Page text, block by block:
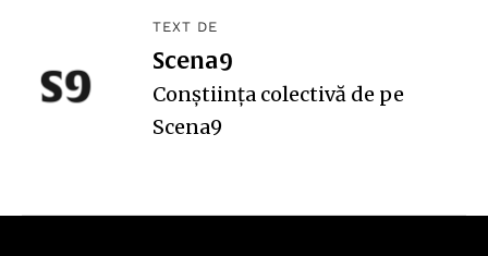
TEXT DE
Scena9
Conștiința colectivă de pe
Scena9